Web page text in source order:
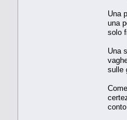
Una
una
solo
Una
sulle